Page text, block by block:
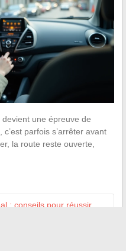
une épreuve de
parfois s’arrêter avant
la route reste ouverte,
: conseils pour réussir